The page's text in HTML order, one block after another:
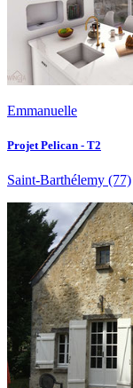
Emmanuelle
Projet Pelican - T2
Saint-Barthélemy (77)